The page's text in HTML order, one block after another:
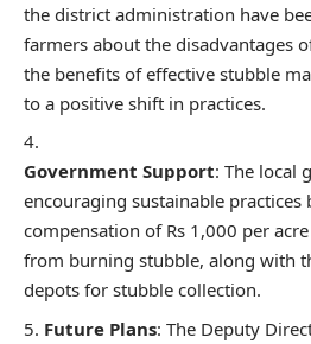
the district administration have
farmers about the disadvantages
the benefits of effective stubble
to a positive shift in practices.
Government Support: The local
encouraging sustainable practices
compensation of Rs 1,000 per
from burning stubble, along with
depots for stubble collection.
Future Plans: The Deputy